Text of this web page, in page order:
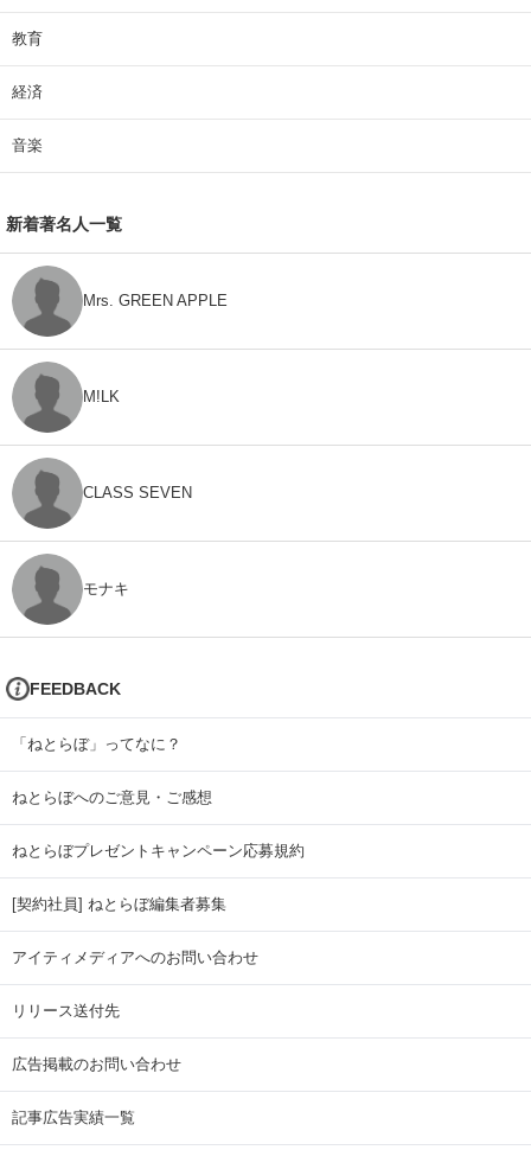
教育
経済
音楽
新着著名人一覧
Mrs. GREEN APPLE
M!LK
CLASS SEVEN
モナキ
FEEDBACK
「ねとらぼ」ってなに？
ねとらぼへのご意見・ご感想
ねとらぼプレゼントキャンペーン応募規約
[契約社員] ねとらぼ編集者募集
アイティメディアへのお問い合わせ
リリース送付先
広告掲載のお問い合わせ
記事広告実績一覧